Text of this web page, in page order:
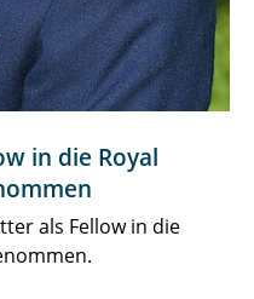
in die Royal
als Fellow in die